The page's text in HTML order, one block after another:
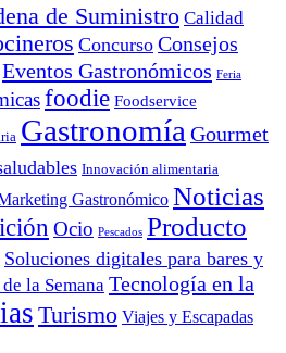
de Suministro Calidad
Concurso Consejos
Eventos Gastronómicos Feria
foodie Foodservice
Gastronomía Gourmet
Innovación alimentaria
Gastronómico Noticias
Ocio Pescados Producto
Soluciones digitales para bares y
la Semana Tecnología en la
Turismo Viajes y Escapadas